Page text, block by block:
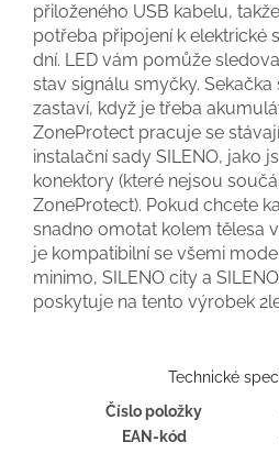
přiloženého USB kabelu,
potřeba připojení k elektrické
dní. LED vám pomůže
stav signálu smyčky.
zastaví, když je třeba
ZoneProtect pracuje se
instalační sady SILENO, jako
konektory (které nejsou
ZoneProtect). Pokud chcete
snadno omotat kolem tělesa
je kompatibilní se všemi
minimo, SILENO city a
poskytuje na tento výrobek
Technické
Číslo položky
EAN-kód